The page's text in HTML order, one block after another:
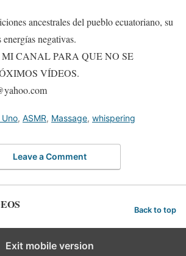
ancestrales del pueblo ecuatoriano, su
negativas.
CANAL PARA QUE NO SE
VÍDEOS.
, ASMR, Massage, whispering
Leave a Comment
Back to top
Exit mobile version